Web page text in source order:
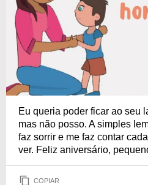
Eu queria poder ficar ao seu
mas não posso. A simples
faz sorrir e me faz contar
ver. Feliz aniversário,
COPIAR